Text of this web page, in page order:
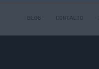
BLOG CONTACTO